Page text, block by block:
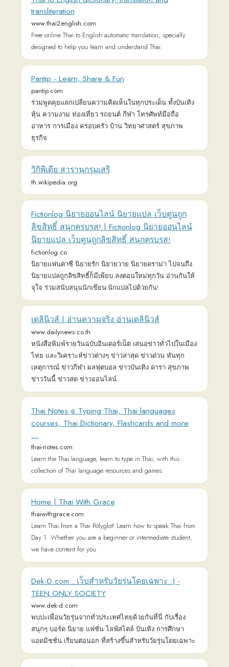
Pantip - Learn, Share & Fun
pantip.com
ร่วมพูดคุยแลกเปลี่ยนความคิดเห็นในทุกประเด็น ทั้งบันเทิง
หุ้น ความงาม ท่องเที่ยว รถยนต์ กีฬา โทรศัพท์มือถือ
อาหาร การเมือง ครอบครัว บ้าน วิทยาศาสตร์ สุขภาพ
วิกิพีเดีย สารานุกรมเสรี
th.wikipedia.org
Fictionlog นิยายออนไลน์ นิยายแปล เว็บตูนถูก
ลิขสิทธิ์ สนุกครบรส! | Fictionlog นิยายออนไลน์
fictionlog.co
นิยายแฟนตาซี นิยายรัก นิยายวาย นิยายดราม่า ไปจนถึง
นิยายแปลถูกลิขสิทธิ์ก็มีเพียบ ลงตอนใหม่ทุกวัน อ่านกันให้
จุใจ ร่วมสนับสนุนนักเขียน-นักแปลไปด้วยกัน!
เดลินิวส์ | อ่านความจริง อ่านเดลินิวส์
www.dailynews.co.th
หนังสือพิมพ์รายวันฉบับอินเตอร์เน็ต เสนอข่าวทั่วไปในเมือง
ไทย และวิเคราะห์ข่าวต่างๆ ข่าวล่าสุด ข่าวด่วน ทันทุก
เหตุการณ์ ข่าวกีฬา ผลฟุตบอล ข่าวบันเทิง ดารา สุขภาพ
ข่าววันนี้ ข่าวสด ข่าวออนไลน์
Thai Notes ๏ Typing Thai, Thai languages
courses, Thai Dictionary, Flashcards and more
...
thai-notes.com
Learn the Thai language, learn to type in Thai, with this
collection of Thai language resources and games.
Home | Thai With Grace
we have content for you.
Dek-D.com : เว็บสำหรับวัยรุ่นโดยเฉพาะ :) -
TEEN ONLY SOCIETY
พบปะเพื่อนวัยรุ่นจากทั่วประเทศไทยด้วยกันที่นี่ กับเรื่อง
สนุกๆ บอร์ด นิยาย แฟชั่น ไลฟ์สไตล์ บันเทิง การศึกษา
readAwrite รี้ดอะไร้ต์ | นิยาย นิยายออนไลน์
แหล่งกบดานใหม่ สำหรับผู้ที่รักการอ่านและเขียน
www.readawrite.com
อ่านฟรี นิยายสนุก รักโรแมนติก boy's love yuri แฟนตาซี
วีโอเอไทย ข่าวสดสายตรงจากอเมริกา
www.voathai.com
ข่าวเกี่ยวกับประเทศไทย, สหรัฐฯ และรอบโลก, ข่าวบันเทิง
จากฮอลลีวู้ด และเรียนภาษาอังกฤษสำนวนอเมริกัน.
Pantip - Learn, Share & Fun